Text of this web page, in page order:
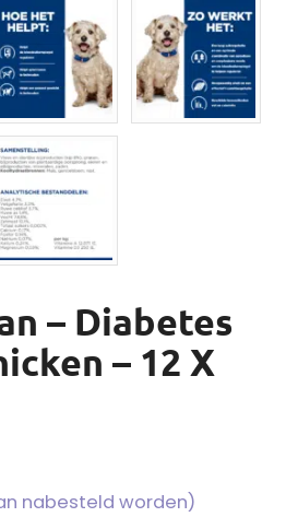
– Diabetes
– 12 X
nabesteld worden)